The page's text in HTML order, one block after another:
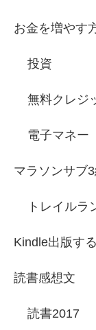
お金を増やす
投資
無料クレジ
電子マネー
マラソンサブ
トレイルラ
Kindle出版す
読書感想文
読書2017